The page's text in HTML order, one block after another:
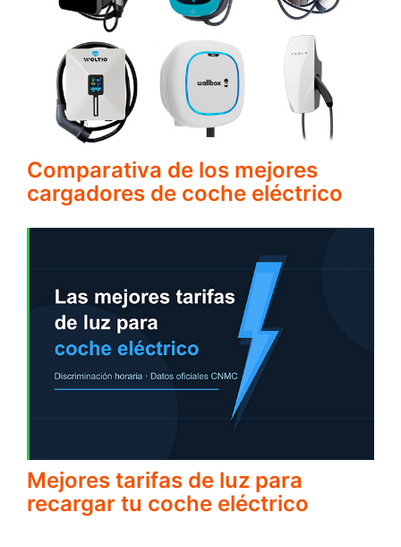
Comparativa de los mejores
cargadores de coche eléctrico
Mejores tarifas de luz para
recargar tu coche eléctrico